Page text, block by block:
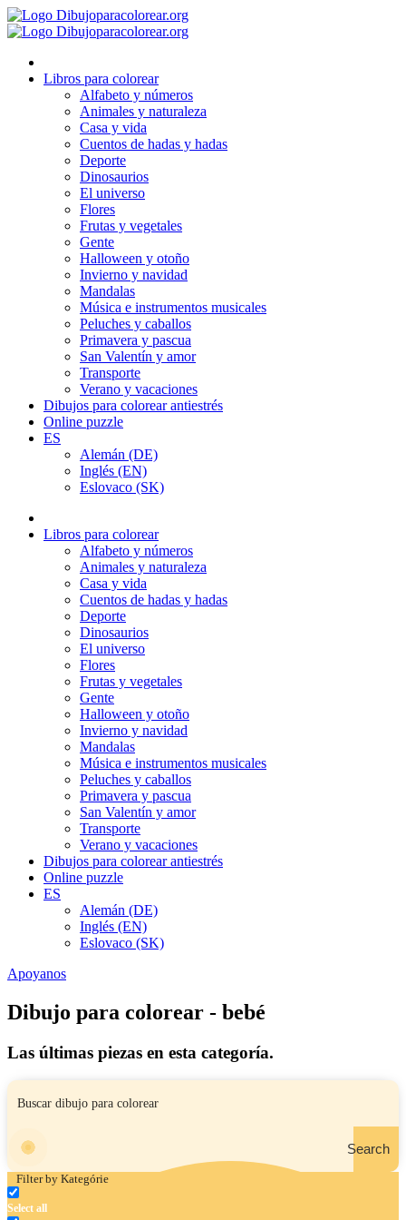
Ir
al
Libros para colorear
Alfabeto y números
Animales y naturaleza
Casa y vida
Cuentos de hadas y hadas
Deporte
Dinosaurios
El universo
Flores
Frutas y vegetales
Gente
Halloween y otoño
Invierno y navidad
Mandalas
Música e instrumentos musicales
Peluches y caballos
Primavera y pascua
San Valentín y amor
Transporte
Verano y vacaciones
Dibujos para colorear antiestrés
Online puzzle
ES
Alemán (DE)
Inglés (EN)
Eslovaco (SK)
Libros para colorear
Alfabeto y números
Animales y naturaleza
Casa y vida
Cuentos de hadas y hadas
Deporte
Dinosaurios
El universo
Flores
Frutas y vegetales
Gente
Halloween y otoño
Invierno y navidad
Mandalas
Música e instrumentos musicales
Peluches y caballos
Primavera y pascua
San Valentín y amor
Transporte
Verano y vacaciones
Dibujos para colorear antiestrés
Online puzzle
ES
Alemán (DE)
Inglés (EN)
Eslovaco (SK)
Apoyanos
Dibujo para colorear - bebé
Las últimas piezas en esta categoría.
Search
Filter by Kategórie
Select all